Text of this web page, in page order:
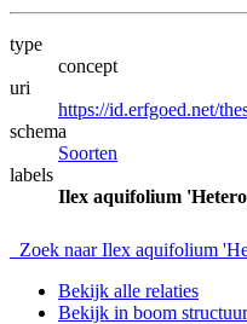
type
concept
uri
https://id.erfgoed.net/
schema
Soorten
labels
Ilex aquifolium
Zoek naar Ilex aquifolium
Bekijk alle relaties
Bekijk in boom structuur